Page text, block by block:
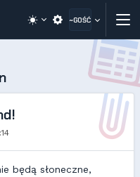
~GOŚĆ
będą słoneczne,